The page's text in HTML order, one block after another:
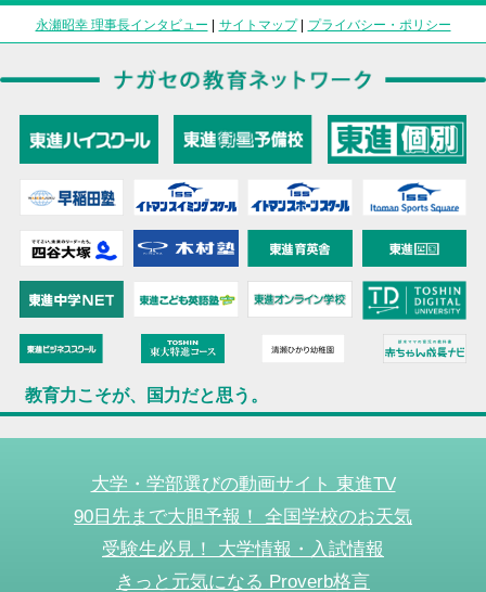
永瀬昭幸 理事長インタビュー | サイトマップ| プライバシー・ポリシー
教育力こそが、国力だと思う。
大学・学部選びの動画サイト 東進TV
90日先まで大胆予報！ 全国学校のお天気
受験生必見！ 大学情報・入試情報
きっと元気になる Proverb格言